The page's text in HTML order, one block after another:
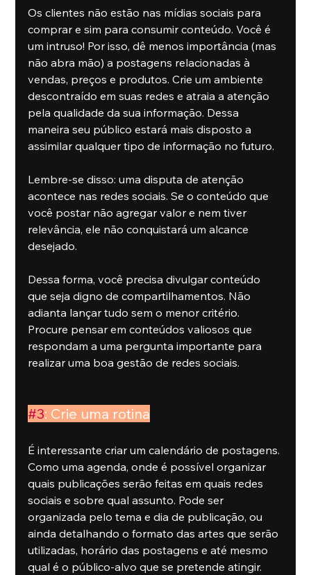
Os clientes não estão nas mídias sociais para
comprar e sim para consumir conteúdo. Você é
um intruso! Por isso, dê menos importância (mas
não abra mão) a postagens relacionadas à
vendas, preços e produtos. Crie um ambiente
descontraído em suas redes e atraia a atenção
pela qualidade da sua informação. Dessa
maneira seu público estará mais disposto a
assimilar qualquer tipo de informação no futuro.
Lembre-se disso: uma disputa de atenção
acontece nas redes sociais. Se o conteúdo que
você postar não agregar valor e nem tiver
relevância, ele não conquistará um alcance
desejado.
Dessa forma, você precisa divulgar conteúdo
que seja digno de compartilhamentos. Não
adianta lançar tudo sem o menor critério.
Procure pensar em conteúdos valiosos que
respondam a uma pergunta importante para
realizar uma boa gestão de redes sociais.
#3: Crie uma rotina
É interessante criar um calendário de postagens.
Como uma agenda, onde é possível organizar
quais publicações serão feitas em quais redes
sociais e sobre qual assunto. Pode ser
organizada pelo tema e dia de publicação, ou
ainda detalhando o formato das artes que serão
utilizadas, horário das postagens e até mesmo
qual é o público-alvo que se pretende atingir.